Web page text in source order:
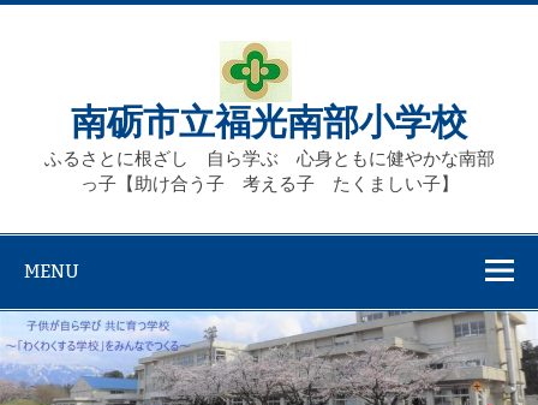
Skip
南砺市立福光南部小学校
ふるさとに根ざし 自ら学ぶ 心身ともに健やかな南部
っ子【助け合う子 考える子 たくましい子】
MENU